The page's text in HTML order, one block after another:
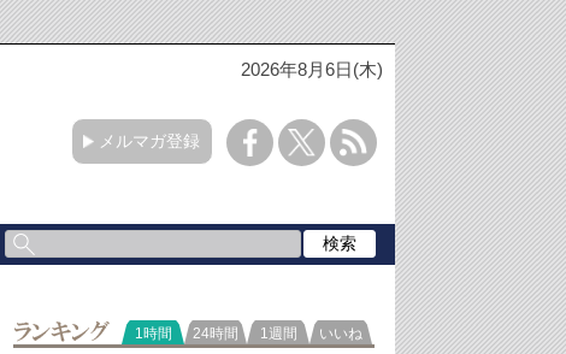
2026年8月6日(木)
メルマガ登録
ランキング
1時間 24時間 1週間 いいね